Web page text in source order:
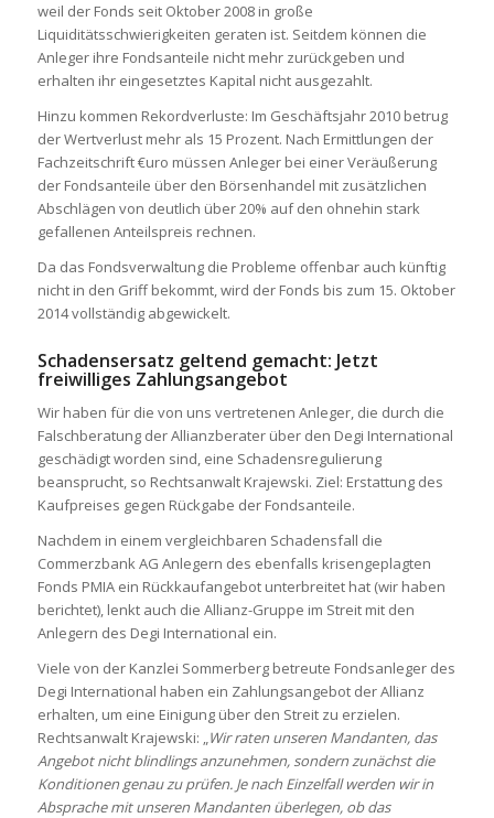
weil der Fonds seit Oktober 2008 in große
Liquiditätsschwierigkeiten geraten ist. Seitdem können die
Anleger ihre Fondsanteile nicht mehr zurückgeben und
erhalten ihr eingesetztes Kapital nicht ausgezahlt.
Hinzu kommen Rekordverluste: Im Geschäftsjahr 2010 betrug
der Wertverlust mehr als 15 Prozent. Nach Ermittlungen der
Fachzeitschrift €uro müssen Anleger bei einer Veräußerung
der Fondsanteile über den Börsenhandel mit zusätzlichen
Abschlägen von deutlich über 20% auf den ohnehin stark
gefallenen Anteilspreis rechnen.
Da das Fondsverwaltung die Probleme offenbar auch künftig
nicht in den Griff bekommt, wird der Fonds bis zum 15. Oktober
2014 vollständig abgewickelt.
Schadensersatz geltend gemacht: Jetzt
freiwilliges Zahlungsangebot
Wir haben für die von uns vertretenen Anleger, die durch die
Falschberatung der Allianzberater über den Degi International
geschädigt worden sind, eine Schadensregulierung
beansprucht, so Rechtsanwalt Krajewski. Ziel: Erstattung des
Kaufpreises gegen Rückgabe der Fondsanteile.
Nachdem in einem vergleichbaren Schadensfall die
Commerzbank AG Anlegern des ebenfalls krisengeplagten
Fonds PMIA ein Rückkaufangebot unterbreitet hat (wir haben
berichtet), lenkt auch die Allianz-Gruppe im Streit mit den
Anlegern des Degi International ein.
Viele von der Kanzlei Sommerberg betreute Fondsanleger des
Degi International haben ein Zahlungsangebot der Allianz
erhalten, um eine Einigung über den Streit zu erzielen.
Rechtsanwalt Krajewski: „Wir raten unseren Mandanten, das
Angebot nicht blindlings anzunehmen, sondern zunächst die
Konditionen genau zu prüfen. Je nach Einzelfall werden wir in
Absprache mit unseren Mandanten überlegen, ob das